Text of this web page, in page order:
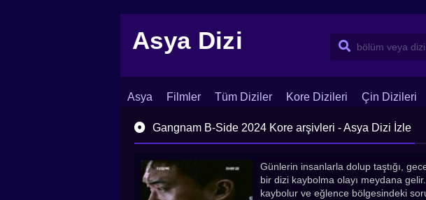
Asya Dizi
Asya Filmler Tüm Diziler Kore Dizileri Çin Dizileri
İletişim Blog Dizi Arşivi
Gangnam B-Side 2024 Kore arşivleri - Asya Dizi İzle
Günlerin insanlarla dolup taştığı,
bir dizi kaybolma olayı meydana
kaybolur ve eğlence bölgesindeki